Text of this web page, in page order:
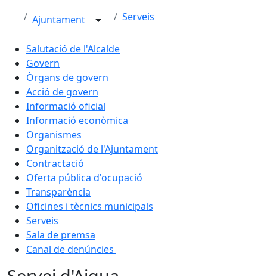
Ajuntament Serveis
Salutació de l'Alcalde
Govern
Òrgans de govern
Acció de govern
Informació oficial
Informació econòmica
Organismes
Organització de l'Ajuntament
Contractació
Oferta pública d'ocupació
Transparència
Oficines i tècnics municipals
Serveis
Sala de premsa
Canal de denúncies